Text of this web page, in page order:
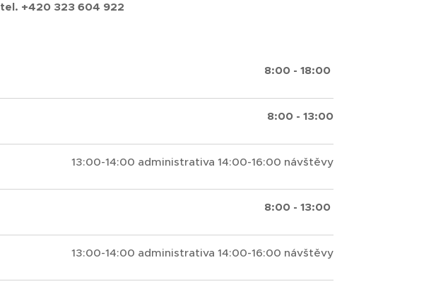
tel. +420 323 604 922
8:00 - 18:00
8:00 - 13:00
13:00-14:00 administrativa 14:00-16:00 návštěvy
8:00 - 13:00
13:00-14:00 administrativa 14:00-16:00 návštěvy